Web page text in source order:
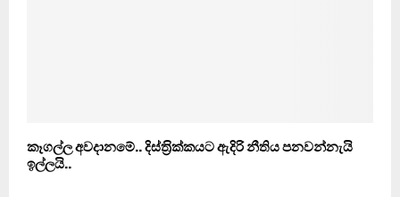
කෑගල්ල අවදානමේ.. දිස්ත‍්‍රික්කයට ඇදිරි නීතිය පනවන්නැයි
ඉල්ලයි..